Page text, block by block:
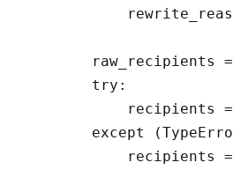
raw_recipients
        try:
recipients
except
recipients